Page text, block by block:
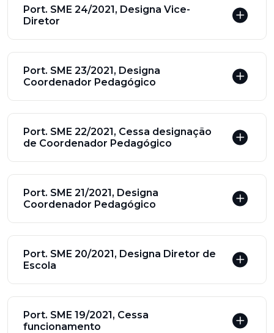
Port. SME 24/2021, Designa Vice-
Diretor
Port. SME 23/2021, Designa
Coordenador Pedagógico
Port. SME 22/2021, Cessa designação
de Coordenador Pedagógico
Port. SME 21/2021, Designa
Coordenador Pedagógico
Port. SME 20/2021, Designa Diretor de
Escola
Port. SME 19/2021, Cessa
funcionamento